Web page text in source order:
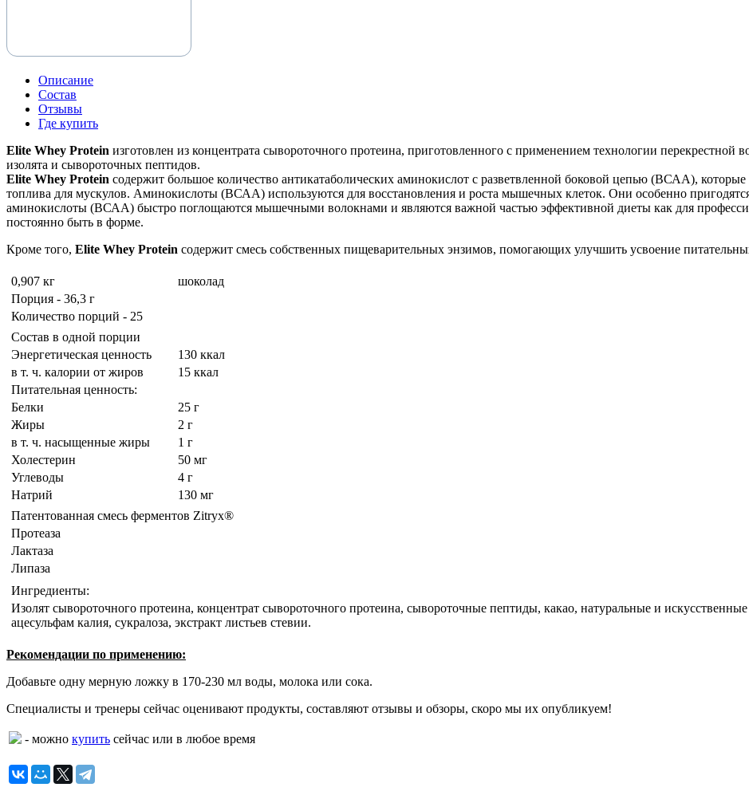
Описание
Состав
Отзывы
Где купить
Elite Whey Protein изготовлен из концентрата сывороточного протеина, приготовленного с применением технологии
изолята и сывороточных пептидов.
Elite Whey Protein содержит большое количество антикатаболических аминокислот с разветвленной боковой цепью (ВСАА),
топлива для мускулов. Аминокислоты (ВСАА) используются для восстановления и роста мышечных клеток. Они особенно
аминокислоты (ВСАА) быстро поглощаются мышечными волокнами и являются важной частью эффективной диеты как для
постоянно быть в форме.
Кроме того, Elite Whey Protein содержит смесь собственных пищеварительных энзимов, помогающих улучшить усвоение
0,907 кг
шоколад
Порция - 36,3 г
Количество порций - 25
Состав в одной порции
Энергетическая ценность
130 ккал
в т. ч. калории от жиров
15 ккал
Питательная ценность:
Белки
25 г
Жиры
2 г
в т. ч. насыщенные жиры
1 г
Холестерин
50 мг
Углеводы
4 г
Натрий
130 мг
Патентованная смесь ферментов Zitryx®
Протеаза
Лактаза
Липаза
Ингредиенты:
Изолят сывороточного протеина, концентрат сывороточного протеина, сывороточные пептиды, какао, натуральные и
ацесульфам калия, сукралоза, экстракт листьев стевии.
Рекомендации по применению:
Добавьте одну мерную ложку в 170-230 мл воды, молока или сока.
Специалисты и тренеры сейчас оценивают продукты, составляют отзывы и обзоры, скоро мы их опубликуем!
- можно купить сейчас или в любое время